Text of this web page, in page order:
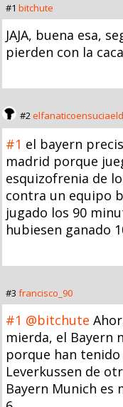
#1 bitchute
JAJA, buena esa,
pierden con la
#2
#1 el bayern
madrid porque
esquizofrenia de
contra un equipo
jugado los 90
hubiesen ganado
#3 francisco_90
#1 @bitchute
mierda, el Bayern
porque han
Leverkussen de
Bayern Munich es